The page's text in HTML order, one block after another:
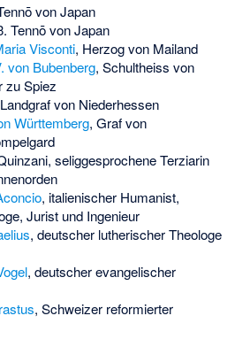
von Japan
Tennō von Japan
Visconti, Herzog von Mailand
von Bubenberg, Schultheiss von
zu Spiez
von Niederhessen
Württemberg, Graf von
, seliggesprochene Terziarin
, italienischer Humanist,
Jurist und Ingenieur
, deutscher lutherischer Theologe
, deutscher evangelischer
, Schweizer reformierter